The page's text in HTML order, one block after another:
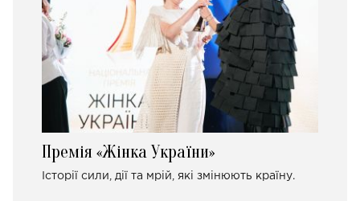
Премія «Жінка України»
Історії сили, дії та мрій, які змінюють країну.